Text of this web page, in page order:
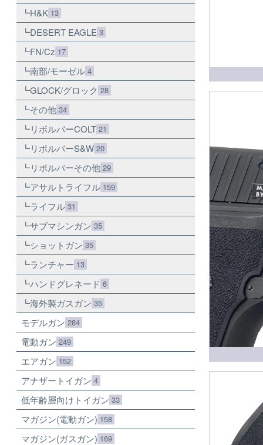
H&K 13
DESERT EAGLE 3
FN/Cz 17
南部/モーゼル 4
GLOCK/グロック 28
その他 34
リボルバーCOLT 21
リボルバーS&W 20
リボルバーその他 29
アサルトライフル 159
ライフル 31
サブマシンガン 35
ショットガン 35
ランチャー 13
ハンドグレネード 6
海外製ガスガン 35
モデルガン 284
電動ガン 249
エアガン 152
アナザートイガン 4
低年齢層向けトイガン 33
マガジン(電動ガン) 158
マガジン(ガスガン) 169